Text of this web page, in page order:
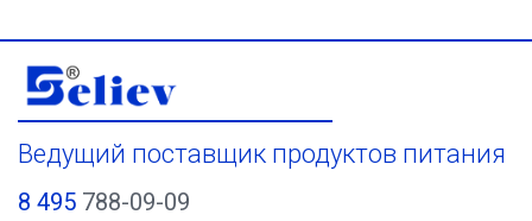
Ведущий поставщик продуктов питания
8 495 788-09-09